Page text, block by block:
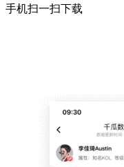
手机扫一扫下载